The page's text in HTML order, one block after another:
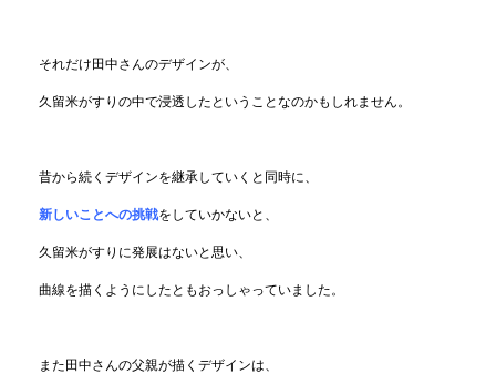
それだけ田中さんのデザインが、
久留米がすりの中で浸透したということなのかもしれません。
昔から続くデザインを継承していくと同時に、
新しいことへの挑戦をしていかないと、
久留米がすりに発展はないと思い、
曲線を描くようにしたともおっしゃっていました。
また田中さんの父親が描くデザインは、